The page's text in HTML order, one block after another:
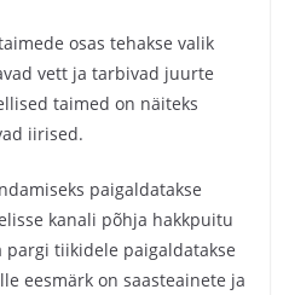
osas tehakse valik
vett ja tarbivad juurte
taimed on näiteks
iirised.
paigaldatakse
kanali põhja hakkpuitu
tiikidele paigaldatakse
eesmärk on saasteainete ja